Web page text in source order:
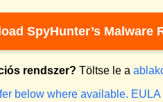
SpyHunter’s Malware
rendszer? Töltse le a
below where available. EULA